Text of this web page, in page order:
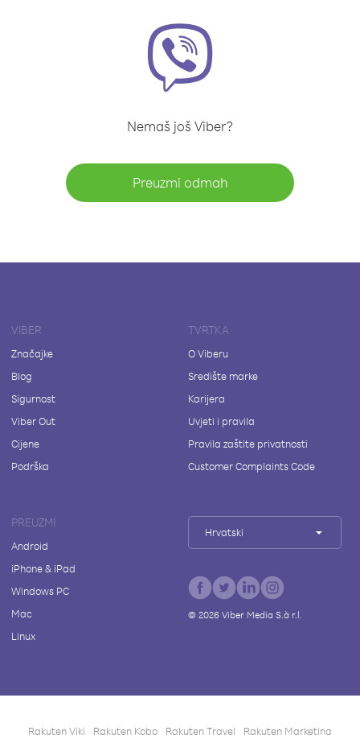
Nemaš još Viber?
Preuzmi odmah
VIBER
Značajke
Blog
Sigurnost
Viber Out
Cijene
Podrška
TVRTKA
O Viberu
Središte marke
Karijera
Uvjeti i pravila
Pravila zaštite privatnosti
Customer Complaints Code
PREUZMI
Android
iPhone & iPad
Windows PC
Mac
Linux
Hrvatski
© 2026Viber Media S.à r.l.
Rakuten Viki Rakuten Kobo Rakuten Travel Rakuten Marketing